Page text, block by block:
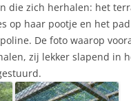
die zich herhalen: het
op haar pootje en het
De foto waarop
zij lekker slapend in